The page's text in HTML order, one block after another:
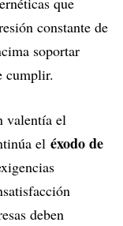
constante de
soportar
cumplir.
valentía el
el éxodo de
deben